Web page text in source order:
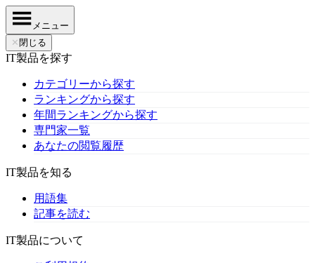
メニュー
✕ 閉じる
IT製品を探す
カテゴリーから探す
ランキングから探す
年間ランキングから探す
専門家一覧
あなたの閲覧履歴
IT製品を知る
用語集
記事を読む
IT製品について